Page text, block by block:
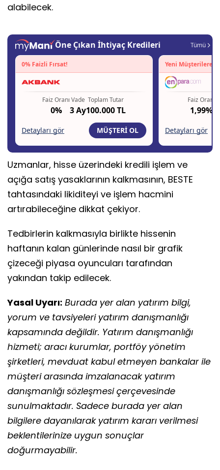
alabilecek.
Uzmanlar, hisse üzerindeki kredili işlem ve
açığa satış yasaklarının kalkmasının, BESTE
tahtasındaki likiditeyi ve işlem hacmini
artırabileceğine dikkat çekiyor.
Tedbirlerin kalkmasıyla birlikte hissenin
haftanın kalan günlerinde nasıl bir grafik
çizeceği piyasa oyuncuları tarafından
yakından takip edilecek.
Yasal Uyarı: Burada yer alan yatırım bilgi,
yorum ve tavsiyeleri yatırım danışmanlığı
kapsamında değildir. Yatırım danışmanlığı
hizmeti; aracı kurumlar, portföy yönetim
şirketleri, mevduat kabul etmeyen bankalar ile
müşteri arasında imzalanacak yatırım
danışmanlığı sözleşmesi çerçevesinde
sunulmaktadır. Sadece burada yer alan
bilgilere dayanılarak yatırım kararı verilmesi
beklentilerinize uygun sonuçlar
doğurmayabilir.